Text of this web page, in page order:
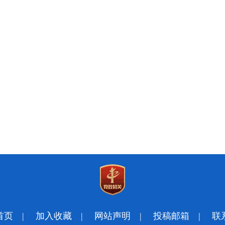
页 | 加入收藏 | 网站声明 | 投稿邮箱 | 联